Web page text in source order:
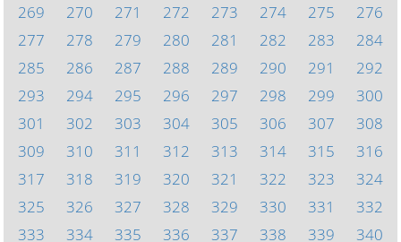
269
270 271 272 273 274 275
276
277
278 279 280 281 282 283
284
285
286 287 288 289 290 291
292
293
294 295 296 297 298 299
300
301
302 303 304 305 306 307
308
309
310 311 312 313 314 315
316
317
318 319 320 321 322 323
324
325
326 327 328 329 330 331
332
333
334 335 336 337 338 339 340